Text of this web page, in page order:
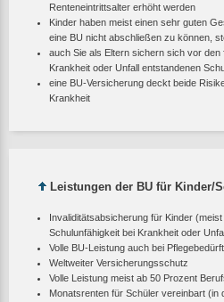
Renteneintrittsalter erhöht werden
Kinder haben meist einen sehr guten
eine BU nicht abschließen zu können,
auch Sie als Eltern sichern sich vor den
Krankheit oder Unfall entstandenen
eine BU-Versicherung deckt beide
Krankheit
Leistungen der BU für Kinder/
Invaliditätsabsicherung für Kinder
Schulunfähigkeit bei Krankheit oder
Volle BU-Leistung auch bei
Weltweiter Versicherungsschutz
Volle Leistung meist ab 50 Prozent
Monatsrenten für Schüler vereinbart (in